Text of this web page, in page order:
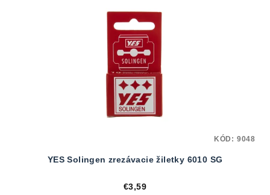
YES Solingen zrezávacie žiletky 6010 SG
€3,59
KÓD: 9048